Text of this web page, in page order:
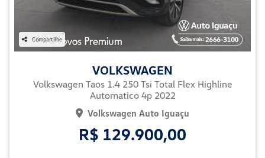
Compartilhe
VOLKSWAGEN
Volkswagen Taos 1.4 250 Tsi Total Flex Highline
Automatico 4p 2022
Volkswagen Auto Iguaçu
R$ 129.900,00